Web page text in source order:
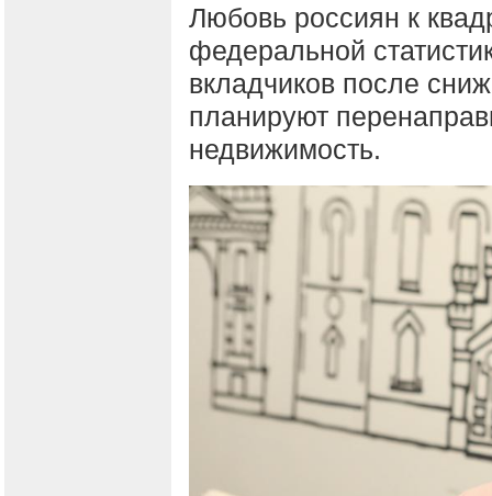
Любовь россиян к
федеральной
вкладчиков после
планируют
недвижимость.